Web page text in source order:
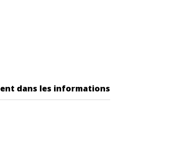
dans les informations